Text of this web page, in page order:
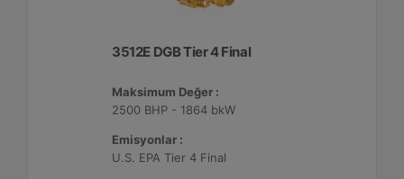
3512E DGB Tier 4 Final
Maksimum Değer :
2500 BHP - 1864 bkW
Emisyonlar :
U.S. EPA Tier 4 Final